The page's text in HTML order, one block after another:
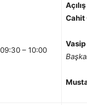
09:30 – 10:00
Cahit
Vasip